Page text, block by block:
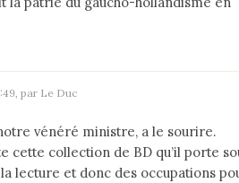
par Le Duc
vénéré ministre, a le sourire.
cette collection de BD qu’il porte
lecture et donc des occupations